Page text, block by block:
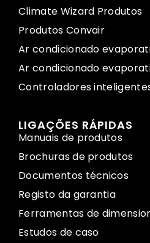
Climate Wizard Produtos
Produtos Convair
Ar condicionado
Ar condicionado
Controladores
LIGAÇÕES RÁPIDAS
Manuais de produtos
Brochuras de produtos
Documentos técnicos
Registo da garantia
Ferramentas de
Estudos de caso